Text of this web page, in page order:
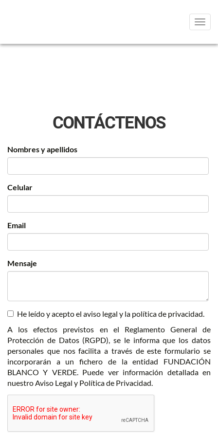
CONTÁCTENOS
Nombres y apellidos
Celular
Email
Mensaje
He leído y acepto el aviso legal y la política de privacidad.
A los efectos previstos en el Reglamento General de
Protección de Datos (RGPD), se le informa que los datos
personales que nos facilita a través de este formulario se
incorporarán a un fichero de la entidad FUNDACIÓN
BLANCO Y VERDE. Puede ver información detallada en
nuestro Aviso Legal y Política de Privacidad